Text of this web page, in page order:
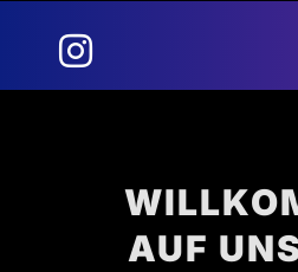
AUF